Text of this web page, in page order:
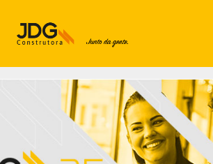
Contato
Sobre nós